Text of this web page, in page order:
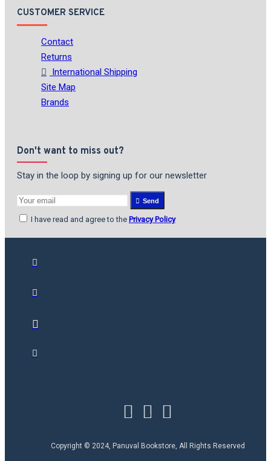
CUSTOMER SERVICE
Contact
Returns
International Shipping
Site Map
Brands
Don't want to miss out?
Stay in the loop by signing up for our newsletter
Send
I have read and agree to the Privacy Policy
Copyright © 2024, Panuval Bookstore, All Rights Reserved